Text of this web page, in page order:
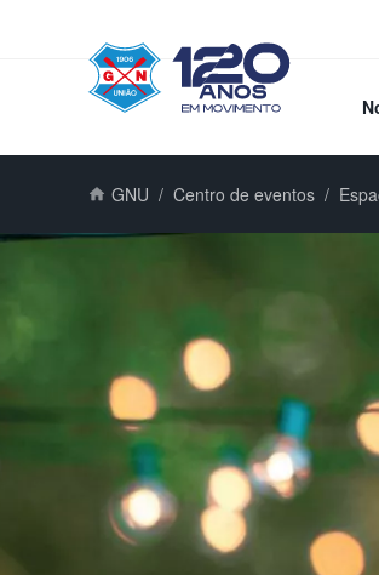
GNU Centro de eventos